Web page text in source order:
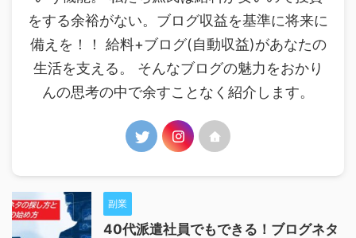
をする余裕がない。ブログ収益を基準に将来に
備えを！！ 給料+ブログ(自動収益)があなたの
生活を支える。 そんなブログの魅力をおかり
んの思考の中で余すことなく紹介します。
副業
40代派遣社員でもできる！ブログネタ